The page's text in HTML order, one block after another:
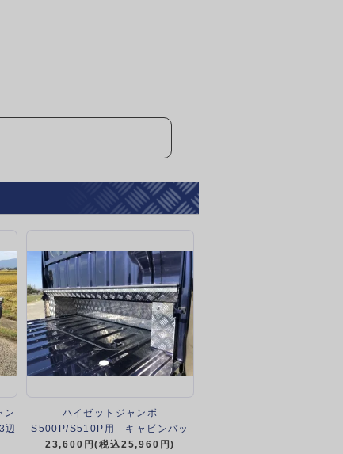
ン
辺
ハイゼットジャンボ
S500P/S510P用 キャビンバッ
クパネル下カバーフルキット（ア
23,600円(税込25,960円)